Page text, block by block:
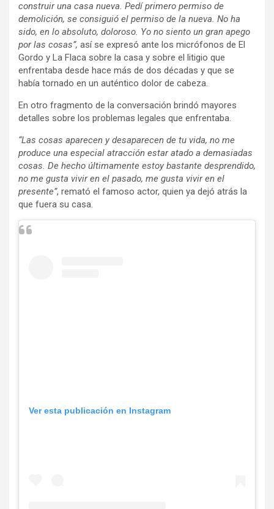
construir una casa nueva. Pedí primero permiso de
demolición, se consiguió el permiso de la nueva. No ha
sido, en lo absoluto, doloroso. Yo no siento un gran apego
por las cosas”, así se expresó ante los micrófonos de El
Gordo y La Flaca sobre la casa y sobre el litigio que
enfrentaba desde hace más de dos décadas y que se
había tornado en un auténtico dolor de cabeza.
En otro fragmento de la conversación brindó mayores
detalles sobre los problemas legales que enfrentaba.
“Las cosas aparecen y desaparecen de tu vida, no me
produce una especial atracción estar atado a demasiadas
cosas. De hecho últimamente estoy bastante desprendido,
no me gusta vivir en el pasado, me gusta vivir en el
presente”, remató el famoso actor, quien ya dejó atrás la
que fuera su casa.
Ver esta publicación en Instagram